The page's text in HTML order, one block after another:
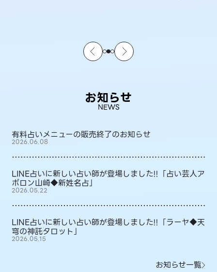
お知らせ
NEWS
有料占いメニューの販売終了のお知らせ
2026.06.08
LINE占いに新しい占い師が登場しました!!「占い芸人ア
ポロン山崎◆新姓名占」
2026.05.22
LINE占いに新しい占い師が登場しました!!「ラーヤ◆天
穹の神託タロット」
2026.05.15
お知らせ一覧